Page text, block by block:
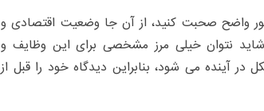
واضح صحبت کنید، از آن جا وضعیت اقتصادی و
نتوان خیلی مرز مشخصی برای این وظایف و
آینده می شود، بنابراین دیدگاه خود را قبل از